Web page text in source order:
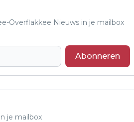
Overflakkee Nieuws in je mailbox
Abonneren
je mailbox